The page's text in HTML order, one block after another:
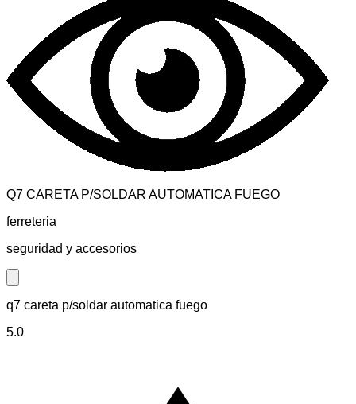
Q7 CARETA P/SOLDAR AUTOMATICA FUEGO
ferreteria
seguridad y accesorios
Close modal
q7 careta p/soldar automatica fuego
5.0